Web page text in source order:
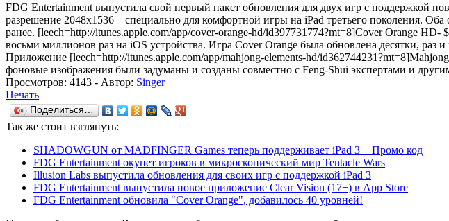
FDG Entertainment выпустила свой первый пакет обновления для двух игр с поддержкой
разрешение 2048x1536 – специально для комфортной игры на iPad третьего поколения.
ранее. [leech=http://itunes.apple.com/app/cover-orange-hd/id397731774?mt=8]Cover Orange
восьми миллионов раз на iOS устройства. Игра Cover Orange была обновлена десятки, раз
Приложение [leech=http://itunes.apple.com/app/mahjong-elements-hd/
фоновые изображения были задуманы и созданы совместно с Feng-Shui экспертами и
Просмотров: 4143 - Автор: Singer
Печать
Поделиться…
Так же стоит взглянуть:
SHADOWGUN от MADFINGER Games теперь поддерживает iPad 3 + Промо код
FDG Entertainment окунет игроков в микроскопический мир Tentacle Wars
Illusion Labs выпустила обновления для своих игр с поддержкой iPad 3
FDG Entertainment выпустила новое приложение Clear Vision (17+) в App Store
FDG Entertainment обновила "Cover Orange", добавилось 40 уровней!